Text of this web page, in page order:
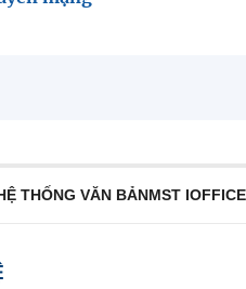
THỐNG VĂN BẢNMST IOFFICE